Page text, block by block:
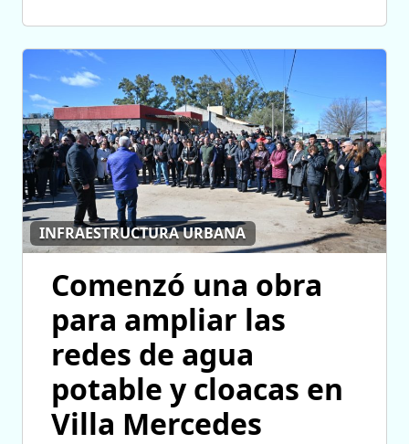
INFRAESTRUCTURA URBANA
Comenzó una obra
para ampliar las
redes de agua
potable y cloacas en
Villa Mercedes